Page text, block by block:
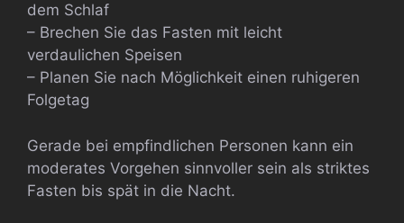
dem Schlaf
– Brechen Sie das Fasten mit leicht
verdaulichen Speisen
– Planen Sie nach Möglichkeit einen ruhigeren
Folgetag
Gerade bei empfindlichen Personen kann ein
moderates Vorgehen sinnvoller sein als striktes
Fasten bis spät in die Nacht.